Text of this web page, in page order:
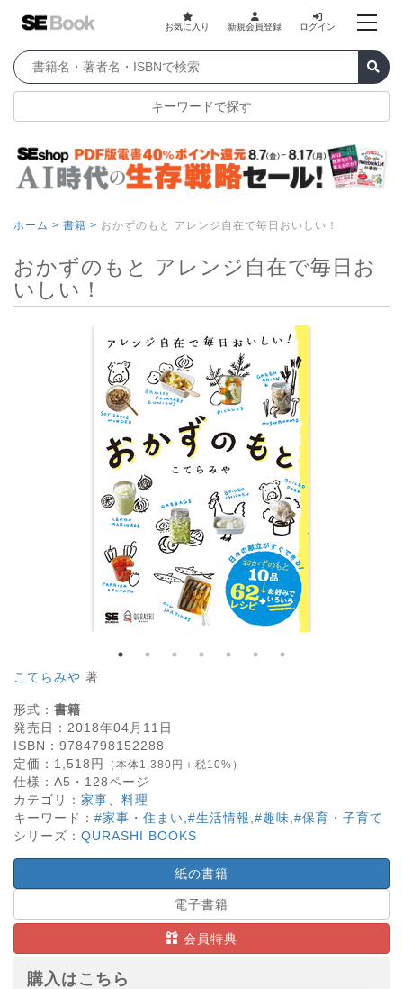
お気に入り 新規会員登録 ログイン
キーワードで探す
ホーム > 書籍 > おかずのもと アレンジ自在で毎日おいしい！
おかずのもと アレンジ自在で毎日お
いしい！
こてらみや 著
形式： 書籍
発売日： 2018年04月11日
ISBN： 9784798152288
定価： 1,518 円 （本体1,380円＋税10%）
仕様： A5・ 128ページ
カテゴリ： 家事、料理
キーワード： #家事・住まい #生活情報 #趣味 #保育・子育て
シリーズ： QURASHI BOOKS
紙の書籍
電子書籍
会員特典
購入はこちら